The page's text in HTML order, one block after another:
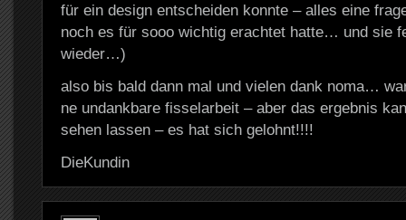
für ein design entscheiden konnte – alles eine
noch es für sooo wichtig erachtet hatte… und sie
wieder…)
also bis bald dann mal und vielen dank noma…
ne undankbare fisselarbeit – aber das ergebnis
sehen lassen – es hat sich gelohnt!!!!
DieKundin